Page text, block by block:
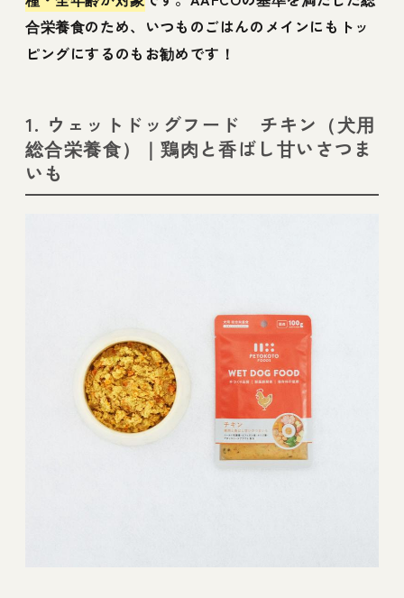
合栄養食のため、いつものごはんのメインにもトッ
ピングにするのもお勧めです！
1. ウェットドッグフード チキン（犬用
総合栄養食）｜鶏肉と香ばし甘いさつま
いも